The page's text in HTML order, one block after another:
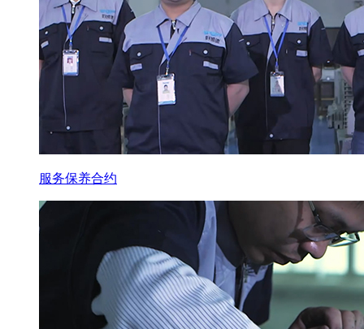
服务保养合约